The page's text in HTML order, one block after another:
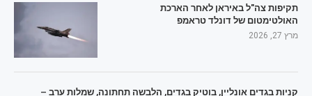
תקיפות צה"ל באיראן לאחר הארכת
האולטימטום של דונלד טראמפ
מרץ 27, 2026
קניות בגדים אונליין, בוטיק בגדים, הלבשה תחתונה, שמלות ערב –